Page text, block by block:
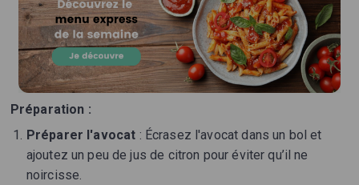
Préparation :
Préparer l'avocat : Écrasez l'avocat dans un bol et
ajoutez un peu de jus de citron pour éviter qu’il ne
noircisse.